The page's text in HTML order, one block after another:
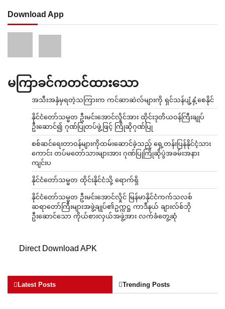
Download App
မကြာခင်ကတင်ထားသော
အသီးအနှံမှရတဲ့သကြားက ကင်ဆာဆဲလ်များကို ရှင်သန်ပျံ့နှံ့စေနိုင်
နိုင်ငံတော်သမ္မတ ဦးမင်းအောင်လှိုင်အား ထိုင်းဒုတိယဝန်ကြီးချုပ်
ဦးဆောင်၍ ဂုဏ်ပြုတပ်ဖွဲ့ဖြင့် ကြိုဆိုဂုဏ်ပြု
စစ်ဆင်ရေးတာဝန်များကိုထမ်းဆောင်ခဲ့သည့် ရှေ့တန်းပြန်နိုင်ငံ့သား
ကောင်း တပ်မတော်သားများအား ဂုဏ်ပြုကြိုဆိုပွဲအခမ်းအနား
ကျင်းပ
နိုင်ငံတော်သမ္မတ ထိုင်းနိုင်ငံသို့ ရောက်ရှိ
နိုင်ငံတော်သမ္မတ ဦးမင်းအောင်လှိုင် မြန်မာနိုင်ငံကက်သလစ်
ဆရာတော်ကြီးများအဖွဲ့ချုပ်၏ဥက္ကဋ္ဌ ကာဒီနယ် ချားလ်စ်ဘို
ဦးဆောင်သော ကိုယ်စားလှယ်အဖွဲ့အား လက်ခံတွေ့ဆုံ
Direct Download APK
Latest Posts Trending Posts